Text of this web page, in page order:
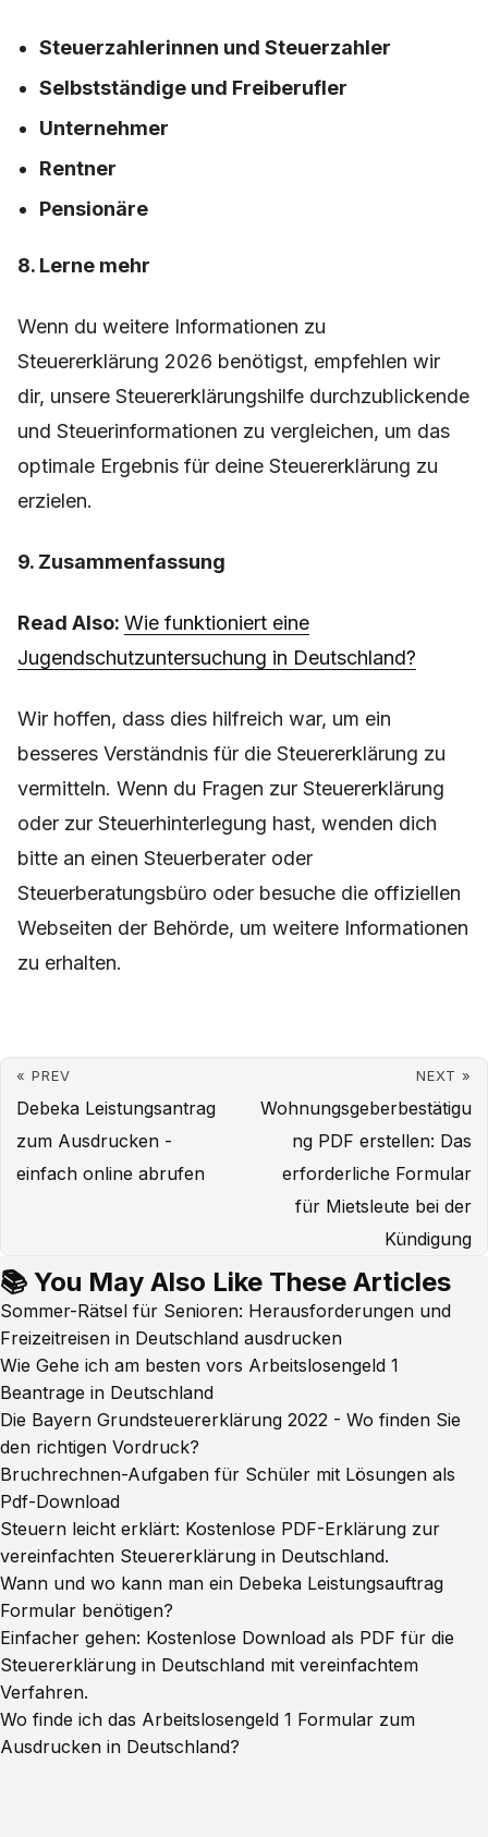
Steuerzahlerinnen und Steuerzahler
Selbstständige und Freiberufler
Unternehmer
Rentner
Pensionäre
8. Lerne mehr
Wenn du weitere Informationen zu
Steuererklärung 2026 benötigst, empfehlen wir
dir, unsere Steuererklärungshilfe durchzublickende
und Steuerinformationen zu vergleichen, um das
optimale Ergebnis für deine Steuererklärung zu
erzielen.
9. Zusammenfassung
Read Also: Wie funktioniert eine
Jugendschutzuntersuchung in Deutschland?
Wir hoffen, dass dies hilfreich war, um ein
besseres Verständnis für die Steuererklärung zu
vermitteln. Wenn du Fragen zur Steuererklärung
oder zur Steuerhinterlegung hast, wenden dich
bitte an einen Steuerberater oder
Steuerberatungsbüro oder besuche die offiziellen
Webseiten der Behörde, um weitere Informationen
zu erhalten.
« PREV
Debeka Leistungsantrag
zum Ausdrucken -
einfach online abrufen
NEXT »
Wohnungsgeberbestätigu
ng PDF erstellen: Das
erforderliche Formular
für Mietsleute bei der
Kündigung
📚 You May Also Like These Articles
Sommer-Rätsel für Senioren: Herausforderungen und
Freizeitreisen in Deutschland ausdrucken
Wie Gehe ich am besten vors Arbeitslosengeld 1
Beantrage in Deutschland
Die Bayern Grundsteuererklärung 2022 - Wo finden Sie
den richtigen Vordruck?
Bruchrechnen-Aufgaben für Schüler mit Lösungen als
Pdf-Download
Steuern leicht erklärt: Kostenlose PDF-Erklärung zur
vereinfachten Steuererklärung in Deutschland.
Wann und wo kann man ein Debeka Leistungsauftrag
Formular benötigen?
Einfacher gehen: Kostenlose Download als PDF für die
Steuererklärung in Deutschland mit vereinfachtem
Verfahren.
Wo finde ich das Arbeitslosengeld 1 Formular zum
Ausdrucken in Deutschland?